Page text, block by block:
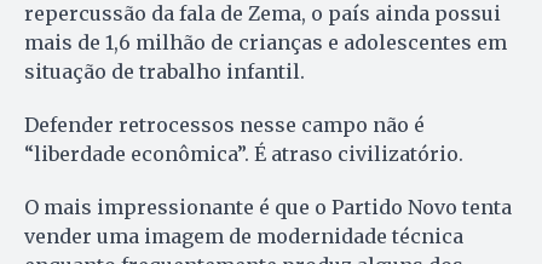
repercussão da fala de Zema, o país ainda possui
mais de 1,6 milhão de crianças e adolescentes em
situação de trabalho infantil.
Defender retrocessos nesse campo não é
“liberdade econômica”. É atraso civilizatório.
O mais impressionante é que o Partido Novo tenta
vender uma imagem de modernidade técnica